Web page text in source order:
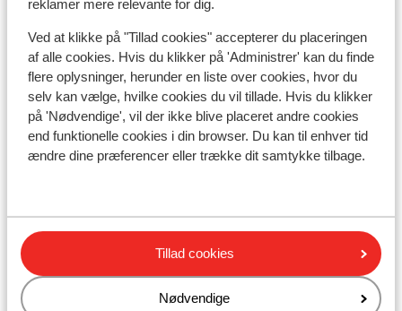
reklamer mere relevante for dig.
Ved at klikke på "Tillad cookies" accepterer du placeringen
af alle cookies. Hvis du klikker på 'Administrer' kan du finde
flere oplysninger, herunder en liste over cookies, hvor du
selv kan vælge, hvilke cookies du vil tillade. Hvis du klikker
på 'Nødvendige', vil der ikke blive placeret andre cookies
end funktionelle cookies i din browser. Du kan til enhver tid
ændre dine præferencer eller trække dit samtykke tilbage.
Tillad cookies
Nødvendige
liggestole (mod betaling) , parasol (mod betaling) )
I centrum
Afstand til bargaden ca. 100 meter
Afstand til lufthavn ca. 25 kilometer
Afstand til busstoppested ca. 400 meter
Afstand til pengeautomat ca. 100 meter
Nærmeste restaurant ca. 125 meter
Rolig beliggenhed
Andre overnatningssteder i Kreta